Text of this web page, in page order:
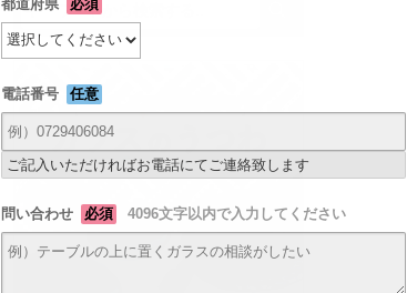
都道府県 必須
電話番号 任意
ご記入いただければお電話にてご連絡致します
問い合わせ 必須 4096文字以内で入力してください